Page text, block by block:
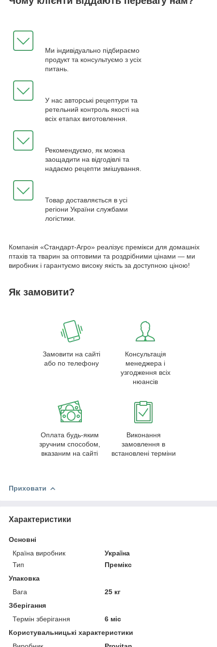
Ми індивідуально підбираємо
продукт та консультуємо з усіх
питань.
У нас авторські рецептури та
ретельний контроль якості на
всіх етапах виготовлення.
Рекомендуємо, як можна
заощадити на відгодівлі та
надаємо рецепти змішування.
Товар доставляється в усі
регіони України службами
логістики.
Компанія «Стандарт-Агро» реалізує премікси для домашніх
птахів та тварин за оптовими та роздрібними цінами — ми
виробник і гарантуємо високу якість за доступною ціною!
Як замовити?
Замовити на сайті
або по телефону
Консультація
менеджера і
узгодження всіх
нюансів
Оплата будь-яким
зручним способом,
вказаним на сайті
Виконання
замовлення в
встановлені терміни
Приховати
Характеристики
Основні
Країна виробник
Україна
Тип
Премікс
Упаковка
Вага
25 кг
Зберігання
Термін зберігання
6 міс
Користувальницькі характеристики